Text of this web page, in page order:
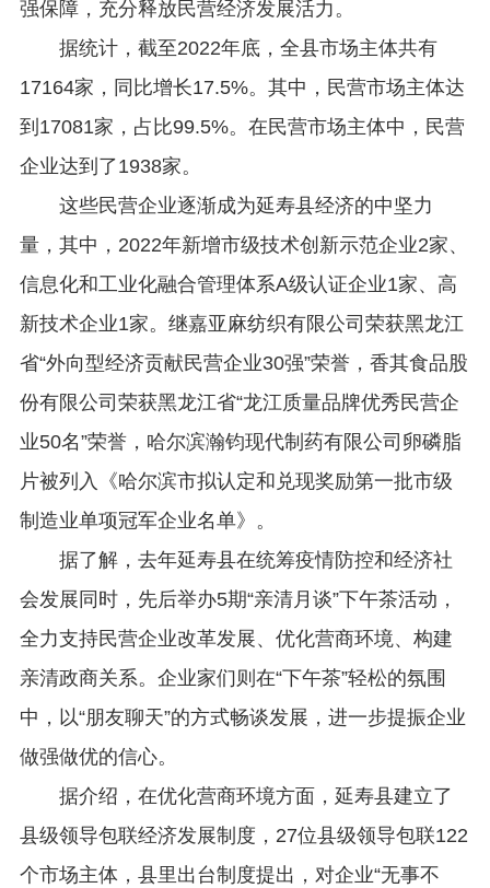
强保障，充分释放民营经济发展活力。
据统计，截至2022年底，全县市场主体共有
17164家，同比增长17.5%。其中，民营市场主体达
到17081家，占比99.5%。在民营市场主体中，民营
企业达到了1938家。
这些民营企业逐渐成为延寿县经济的中坚力
量，其中，2022年新增市级技术创新示范企业2家、
信息化和工业化融合管理体系A级认证企业1家、高
新技术企业1家。继嘉亚麻纺织有限公司荣获黑龙江
省“外向型经济贡献民营企业30强”荣誉，香其食品股
份有限公司荣获黑龙江省“龙江质量品牌优秀民营企
业50名”荣誉，哈尔滨瀚钧现代制药有限公司卵磷脂
片被列入《哈尔滨市拟认定和兑现奖励第一批市级
制造业单项冠军企业名单》。
据了解，去年延寿县在统筹疫情防控和经济社
会发展同时，先后举办5期“亲清月谈”下午茶活动，
全力支持民营企业改革发展、优化营商环境、构建
亲清政商关系。企业家们则在“下午茶”轻松的氛围
中，以“朋友聊天”的方式畅谈发展，进一步提振企业
做强做优的信心。
据介绍，在优化营商环境方面，延寿县建立了
县级领导包联经济发展制度，27位县级领导包联122
个市场主体，县里出台制度提出，对企业“无事不